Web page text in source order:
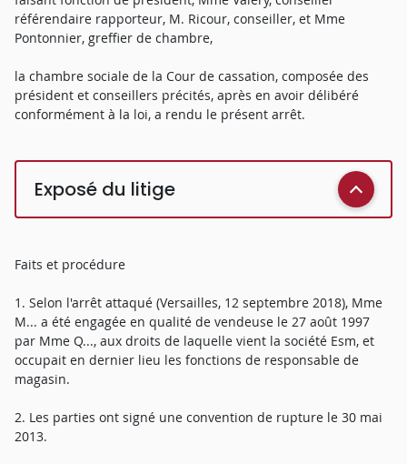
référendaire rapporteur, M. Ricour, conseiller, et Mme
Pontonnier, greffier de chambre,
la chambre sociale de la Cour de cassation, composée des
président et conseillers précités, après en avoir délibéré
conformément à la loi, a rendu le présent arrêt.
Exposé du litige
Faits et procédure
1. Selon l'arrêt attaqué (Versailles, 12 septembre 2018), Mme
M... a été engagée en qualité de vendeuse le 27 août 1997
par Mme Q..., aux droits de laquelle vient la société Esm, et
occupait en dernier lieu les fonctions de responsable de
magasin.
2. Les parties ont signé une convention de rupture le 30 mai
2013.